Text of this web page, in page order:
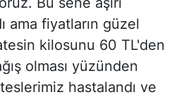
ama fiyatların güzel
kilosunu 60 TL'den
olması yüzünden
hastalandı ve